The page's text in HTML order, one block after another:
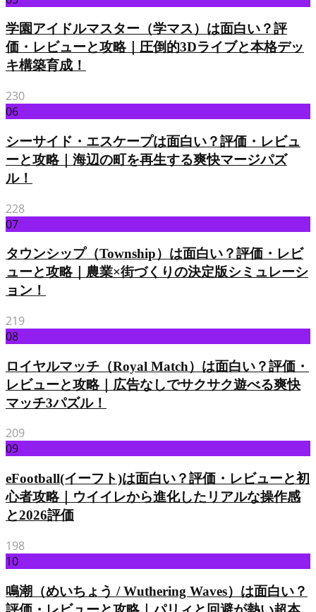
学園アイドルマスター（学マス）は面白い？評
価・レビューと攻略｜圧倒的3Dライブと本格デッ
キ構築育成！
230
06
シーサイド・エスケープは面白い？評価・レビュ
ーと攻略｜海辺の町を再生する爽快マージパズ
ル！
228
07
タウンシップ（Township）は面白い？評価・レビ
ューと攻略｜農業×街づくりの決定版シミュレーシ
ョン！
219
08
ロイヤルマッチ（Royal Match）は面白い？評価・
レビューと攻略｜広告なしでサクサク遊べる爽快
マッチ3パズル！
209
09
eFootball(イーフト)は面白い？評価・レビューと初
心者攻略｜ウイイレから進化したリアルな操作感
と2026評価
198
10
鳴潮（めいちょう / Wuthering Waves）は面白い？